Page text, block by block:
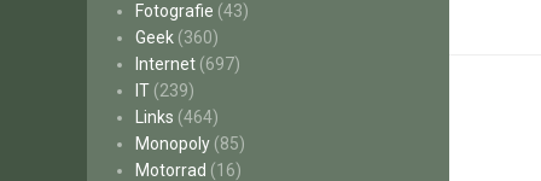
Fotografie (43)
Geek (360)
Internet (697)
IT (239)
Links (464)
Monopoly (85)
Motorrad (16)